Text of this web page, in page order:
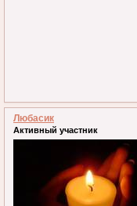
Любасик
Активный участник